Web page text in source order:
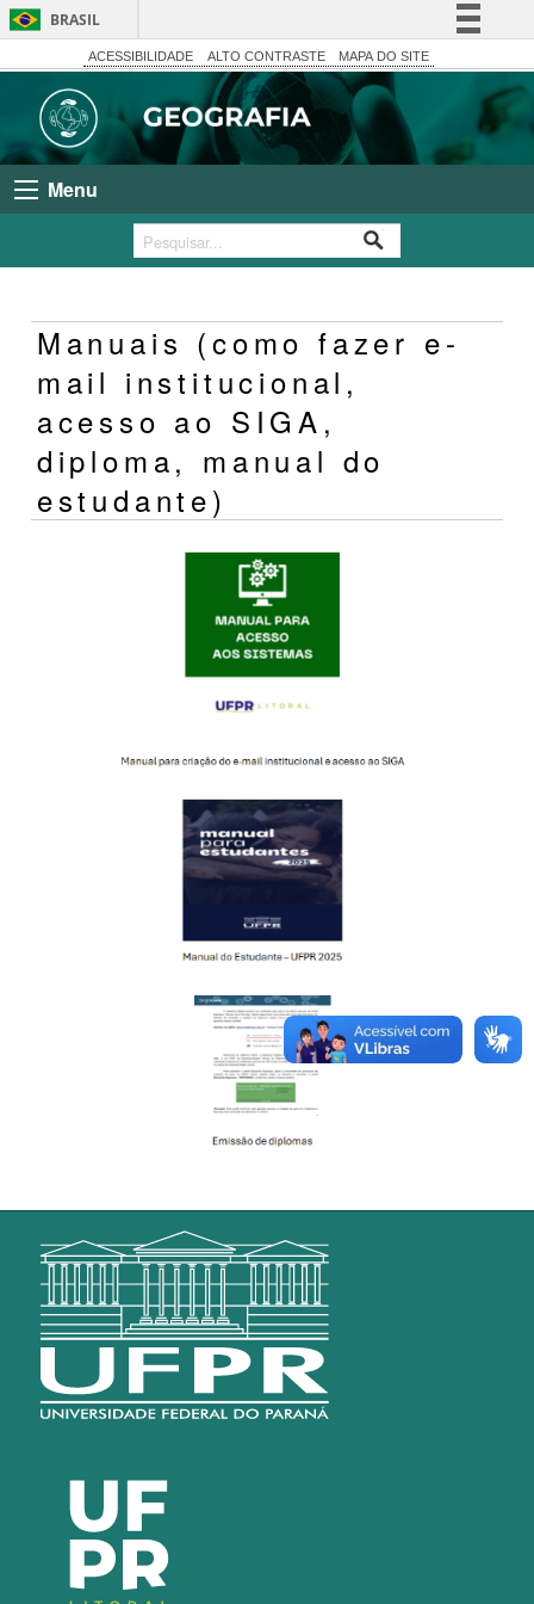
BRASIL
Simplifique!
Comunica BR
Participe
Acesso à informação
Canais
ACESSIBILIDADE ALTO CONTRASTE MAPA DO SITE
Menu
Manuais (como fazer e-
mail institucional,
acesso ao SIGA,
diploma, manual do
estudante)